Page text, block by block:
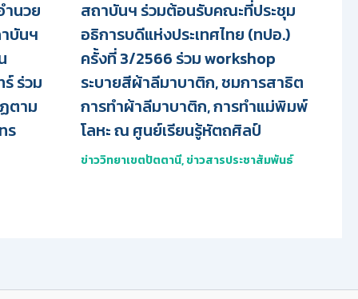
นวย
บันฯ
ร่วม
ตาม
ร
สถาบันฯ ร่วมต้อนรับคณะที่ประชุม
อธิการบดีแห่งประเทศไทย (ทปอ.)
ครั้งที่ 3/2566 ร่วม workshop
ระบายสีผ้าลีมาบาติก, ชมการสาธิต
การทำผ้าลีมาบาติก, การทำแม่พิมพ์
โลหะ ณ ศูนย์เรียนรู้หัตถศิลป์
ข่าววิทยาเขตปัตตานี,ข่าวสารประชาสัมพันธ์